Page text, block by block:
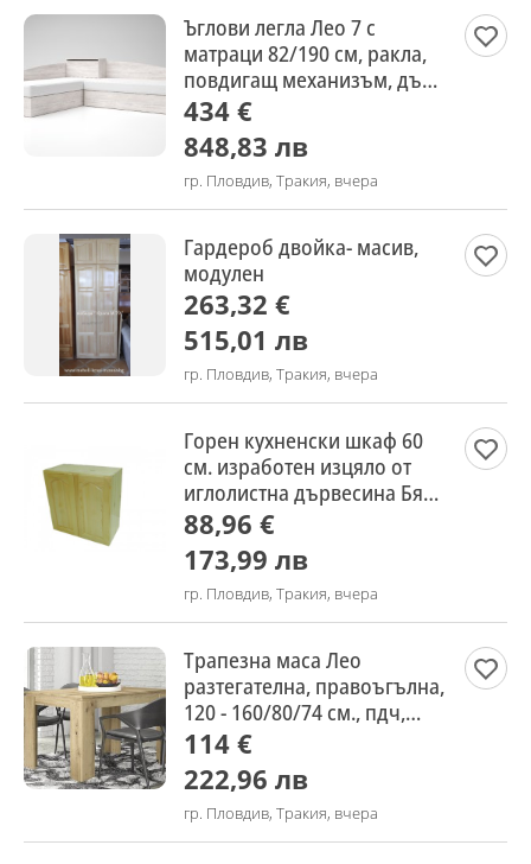
Ъглови легла Лео 7 с
матраци 82/190 см, ракла,
повдигащ механизъм, дъб
бланко
434 €
848,83 лв
гр. Пловдив, Тракия, вчера
Гардероб двойка- масив,
модулен
263,32 €
515,01 лв
гр. Пловдив, Тракия, вчера
Горен кухненски шкаф 60
см. изработен изцяло от
иглолистна дървесина Бял
Бор/ЧАМ/.Наличен!
88,96 €
173,99 лв
гр. Пловдив, Тракия, вчера
Трапезна маса Лео
разтегателна, правоъгълна,
120 - 160/80/74 см., пдч,
артизан
114 €
222,96 лв
гр. Пловдив, Тракия, вчера